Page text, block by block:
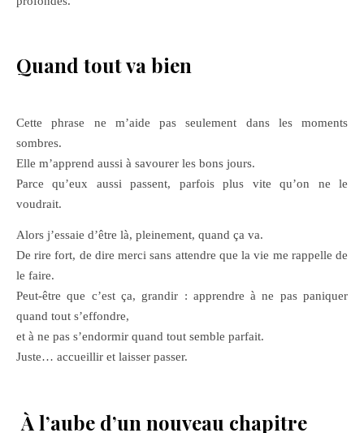
Quand tout va bien
Cette phrase ne m’aide pas seulement dans les moments
sombres.
Elle m’apprend aussi à savourer les bons jours.
Parce qu’eux aussi passent, parfois plus vite qu’on ne le
voudrait.
Alors j’essaie d’être là, pleinement, quand ça va.
De rire fort, de dire merci sans attendre que la vie me rappelle de
le faire.
Peut-être que c’est ça, grandir : apprendre à ne pas paniquer
quand tout s’effondre,
et à ne pas s’endormir quand tout semble parfait.
Juste… accueillir et laisser passer.
À l’aube d’un nouveau chapitre